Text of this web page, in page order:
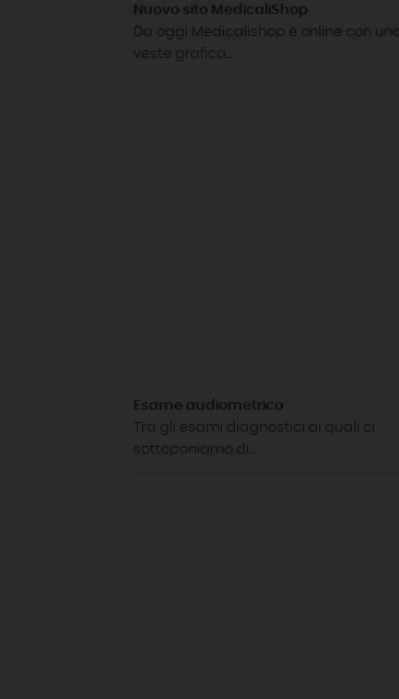
Nuovo sito MedicaliShop
Da oggi Medicalishop è online con una
veste grafica...
Esame audiometrico
Tra gli esami diagnostici ai quali ci
sottoponiamo di...